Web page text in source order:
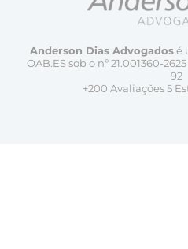
Anderson Dias Advogados é
OAB.ES sob o nº 21.001360-
92
+200 Avaliações 5